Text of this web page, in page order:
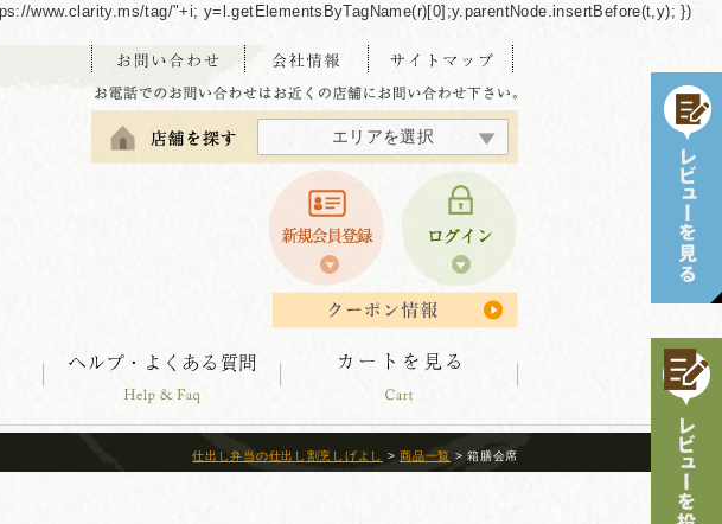
www.clarity.ms/tag/"+i; y=l.getElementsByTagName(r)[0];y.parentNode.insertBefore(t,y); })
エリアを選択
北海道エリア
東北エリア
関東エリア
東海・北陸エリア
関西エリア
中四国エリア
九州エリア
沖縄エリア
仕出し弁当の仕出し割烹しげよし >商品一覧 > 箱膳会席